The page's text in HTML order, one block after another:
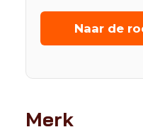
Naar de
Merk